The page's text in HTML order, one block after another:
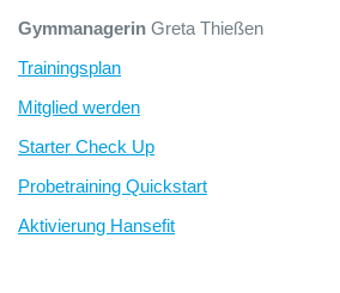
Gymmanagerin Greta Thießen
Trainingsplan
Mitglied werden
Starter Check Up
Probetraining Quickstart
Aktivierung Hansefit